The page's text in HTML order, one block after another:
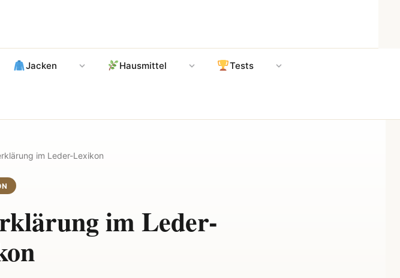
Jacken Hausmittel Tests
im Leder-Lexikon
im Leder-